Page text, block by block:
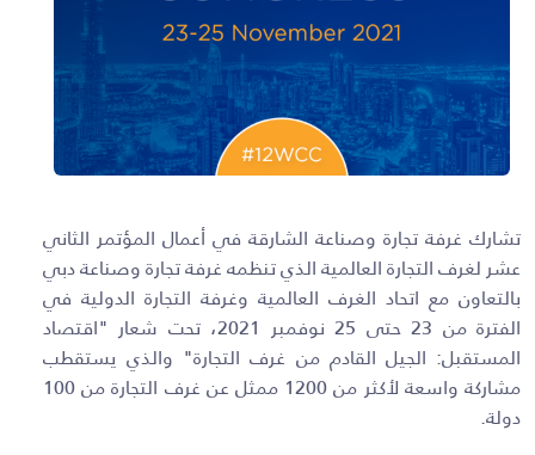
تشارك غرفة تجارة وصناعة الشارقة في أعمال المؤتمر الثاني
عشر لغرف التجارة العالمية الذي تنظمه غرفة تجارة وصناعة دبي
بالتعاون مع اتحاد الغرف العالمية وغرفة التجارة الدولية في
الفترة من 23 حتى 25 نوفمبر 2021، تحت شعار "اقتصاد
المستقبل: الجيل القادم من غرف التجارة" والذي يستقطب
مشاركة واسعة لأكثر من 1200 ممثل عن غرف التجارة من 100
دولة.